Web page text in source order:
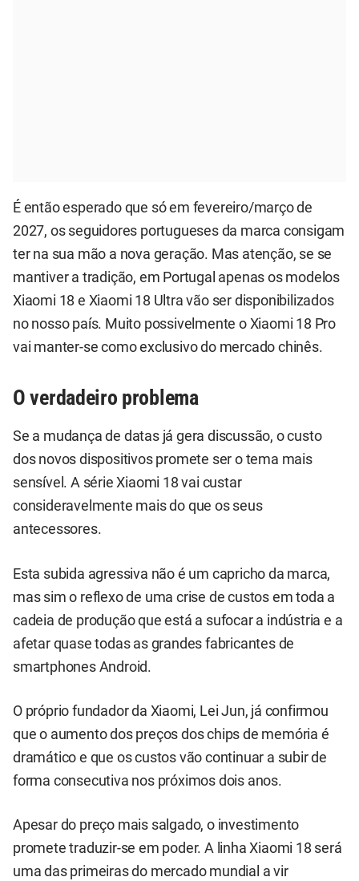
É então esperado que só em fevereiro/março de
2027, os seguidores portugueses da marca consigam
ter na sua mão a nova geração. Mas atenção, se se
mantiver a tradição, em Portugal apenas os modelos
Xiaomi 18 e Xiaomi 18 Ultra vão ser disponibilizados
no nosso país. Muito possivelmente o Xiaomi 18 Pro
vai manter-se como exclusivo do mercado chinês.
O verdadeiro problema
Se a mudança de datas já gera discussão, o custo
dos novos dispositivos promete ser o tema mais
sensível. A série Xiaomi 18 vai custar
consideravelmente mais do que os seus
antecessores.
Esta subida agressiva não é um capricho da marca,
mas sim o reflexo de uma crise de custos em toda a
cadeia de produção que está a sufocar a indústria e a
afetar quase todas as grandes fabricantes de
smartphones Android.
O próprio fundador da Xiaomi, Lei Jun, já confirmou
que o aumento dos preços dos chips de memória é
dramático e que os custos vão continuar a subir de
forma consecutiva nos próximos dois anos.
Apesar do preço mais salgado, o investimento
promete traduzir-se em poder. A linha Xiaomi 18 será
uma das primeiras do mercado mundial a vir